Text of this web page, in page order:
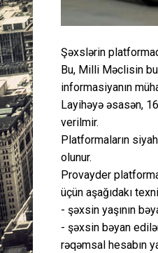
Şəxslərin
Bu, Milli Məclisin
informasiyanın
Layihəyə əsasən,
verilmir.
Platformaların
olunur.
Provayder
üçün aşağıdakı
- şəxsin yaşının
- şəxsin bəyan
rəqəmsal hesabın